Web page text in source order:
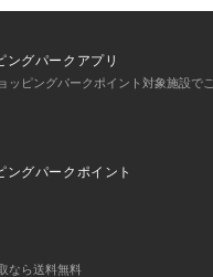
ングパークアプリ
ッピングパークポイント対象施設で
ングパークポイント
なら送料無料